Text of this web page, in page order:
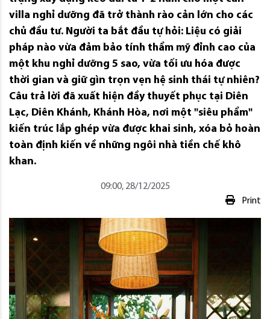
villa nghỉ dưỡng đã trở thành rào cản lớn cho các
chủ đầu tư. Người ta bắt đầu tự hỏi: Liệu có giải
pháp nào vừa đảm bảo tính thẩm mỹ đỉnh cao của
một khu nghỉ dưỡng 5 sao, vừa tối ưu hóa được
thời gian và giữ gìn trọn vẹn hệ sinh thái tự nhiên?
Câu trả lời đã xuất hiện đầy thuyết phục tại Diên
Lạc, Diên Khánh, Khánh Hòa, nơi một "siêu phẩm"
kiến trúc lắp ghép vừa được khai sinh, xóa bỏ hoàn
toàn định kiến về những ngôi nhà tiền chế khô
khan.
09:00, 28/12/2025
Print